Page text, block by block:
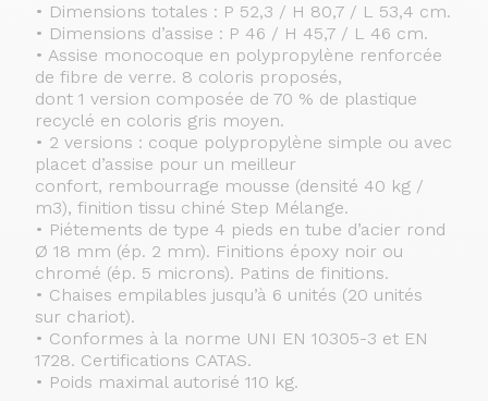
• Dimensions totales : P 52,3 / H 80,7 / L 53,4 cm.
• Dimensions d’assise : P 46 / H 45,7 / L 46 cm.
• Assise monocoque en polypropylène renforcée
de fibre de verre. 8 coloris proposés,
dont 1 version composée de 70 % de plastique
recyclé en coloris gris moyen.
• 2 versions : coque polypropylène simple ou avec
placet d’assise pour un meilleur
confort, rembourrage mousse (densité 40 kg /
m3), finition tissu chiné Step Mélange.
• Piétements de type 4 pieds en tube d’acier rond
Ø 18 mm (ép. 2 mm). Finitions époxy noir ou
chromé (ép. 5 microns). Patins de finitions.
• Chaises empilables jusqu’à 6 unités (20 unités
sur chariot).
• Conformes à la norme UNI EN 10305-3 et EN
1728. Certifications CATAS.
• Poids maximal autorisé 110 kg.